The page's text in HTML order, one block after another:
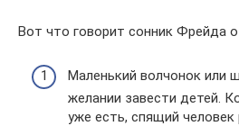
Вот что говорит сонник Фрейда о
Маленький волчонок или
желании завести детей.
уже есть, спящий человек